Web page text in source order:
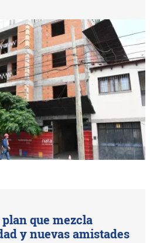
que mezcla
y nuevas amistades